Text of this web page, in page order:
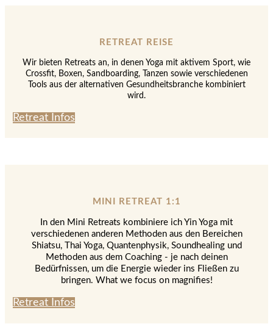
RETREAT REISE
Wir bieten Retreats an, in denen Yoga mit aktivem Sport, wie
Crossfit, Boxen, Sandboarding, Tanzen sowie verschiedenen
Tools aus der alternativen Gesundheitsbranche kombiniert
wird.
Retreat Infos
MINI RETREAT 1:1
In den Mini Retreats kombiniere ich Yin Yoga mit
verschiedenen anderen Methoden aus den Bereichen
Shiatsu, Thai Yoga, Quantenphysik, Soundhealing und
Methoden aus dem Coaching - je nach deinen
Bedürfnissen, um die Energie wieder ins Fließen zu
bringen. What we focus on magnifies!
Retreat Infos